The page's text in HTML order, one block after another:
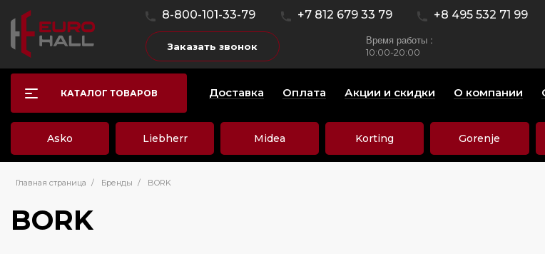
8-800-101-33-79 +7 812 679 33 79 +8 495 532 71 99
Заказать звонок Время работы :
10:00-20:00
КАТАЛОГ ТОВАРОВ Доставка Оплата Акции и скидки О компании
Asko Liebherr Midea Korting Gorenje
Главная страница / Бренды / BORK
BORK